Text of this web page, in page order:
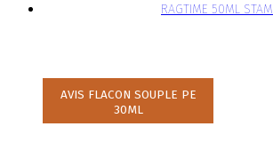
RAGTIME 50ML STAM
AVIS FLACON SOUPLE PE
30ML